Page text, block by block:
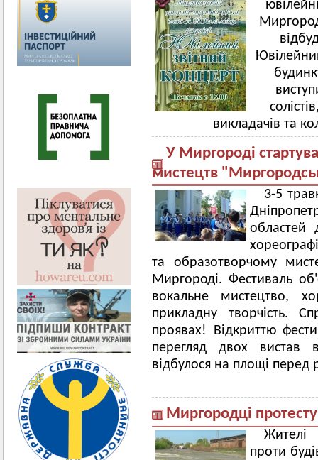
викладачів та
У Миргороді
мистецтв
3-5
областей
та образотворчому
Миргороді. Фестиваль
вокальне мистецтво,
прикладну творчість.
проявах! Відкриттю
перегляд двох вистав
відбулося на площі
Миргородці
Жителі
проти